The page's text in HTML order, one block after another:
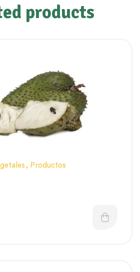
products
, Productos